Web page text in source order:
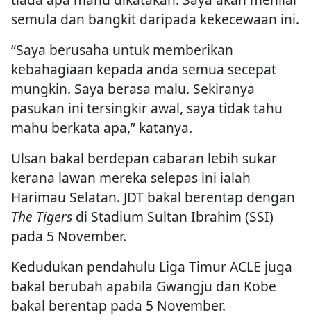
semula dan bangkit daripada kekecewaan ini.
“Saya berusaha untuk memberikan
kebahagiaan kepada anda semua secepat
mungkin. Saya berasa malu. Sekiranya
pasukan ini tersingkir awal, saya tidak tahu
mahu berkata apa,” katanya.
Ulsan bakal berdepan cabaran lebih sukar
kerana lawan mereka selepas ini ialah
Harimau Selatan. JDT bakal berentap dengan
The Tigers di Stadium Sultan Ibrahim (SSI)
pada 5 November.
Kedudukan pendahulu Liga Timur ACLE juga
bakal berubah apabila Gwangju dan Kobe
bakal berentap pada 5 November.